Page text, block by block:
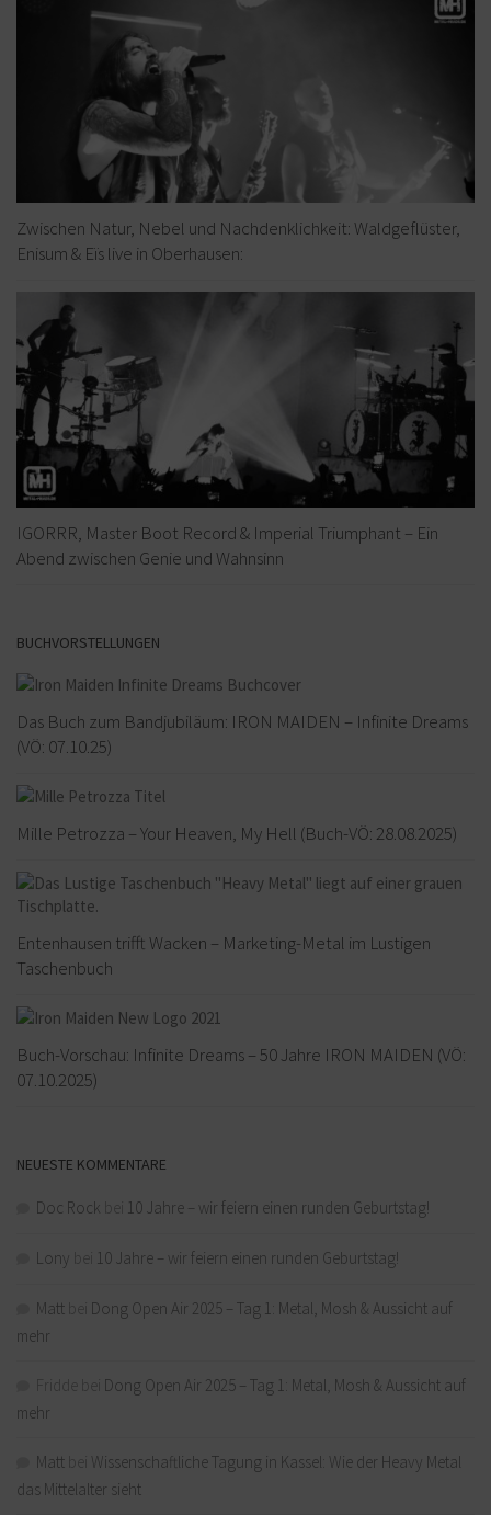
Zwischen Natur, Nebel und Nachdenklichkeit: Waldgeflüster,
Enisum & Eïs live in Oberhausen:
IGORRR, Master Boot Record & Imperial Triumphant – Ein
Abend zwischen Genie und Wahnsinn
BUCHVORSTELLUNGEN
Das Buch zum Bandjubiläum: IRON MAIDEN – Infinite Dreams
(VÖ: 07.10.25)
Mille Petrozza – Your Heaven, My Hell (Buch-VÖ: 28.08.2025)
Entenhausen trifft Wacken – Marketing-Metal im Lustigen
Taschenbuch
Buch-Vorschau: Infinite Dreams – 50 Jahre IRON MAIDEN (VÖ:
07.10.2025)
NEUESTE KOMMENTARE
Doc Rock 10 Jahre – wir feiern einen runden Geburtstag!
Lony 10 Jahre – wir feiern einen runden Geburtstag!
Matt
Dong Open Air 2025 – Tag 1: Metal, Mosh & Aussicht auf
mehr
Dong Open Air 2025 – Tag 1: Metal, Mosh & Aussicht auf
mehr
Matt
Wissenschaftliche Tagung in Kassel: Wie der Heavy Metal
das Mittelalter sieht